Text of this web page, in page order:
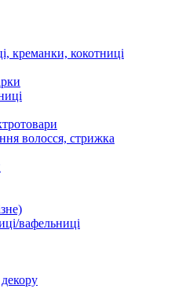
креманки, кокотниці
волосся, стрижка
вафельниці